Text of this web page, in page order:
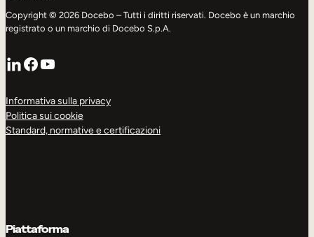
Copyright © 2026 Docebo – Tutti i diritti riservati. Docebo è un marchio
registrato o un marchio di Docebo S.p.A.
LinkedIn
Facebook
YouTube
Informativa sulla privacy
Politica sui cookie
Standard, normative e certificazioni
Piattaforma